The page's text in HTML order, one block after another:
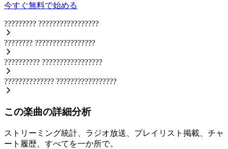
今すぐ無料で始める
????????? ?????????????????
???????? ?????????????????
?????????? ?????????????????
?????????????? ?????????????????
この楽曲の詳細分析
ストリーミング統計、ラジオ放送、プレイリスト掲載、チャ
ート履歴、すべてを一か所で。